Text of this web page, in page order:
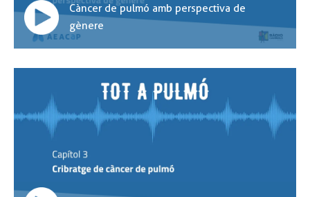
Càncer de pulmó amb perspectiva de
gènere